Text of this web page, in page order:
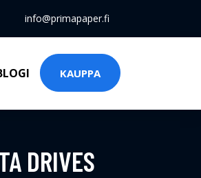
info@primapaper.fi
KAUPPA
DRIVES